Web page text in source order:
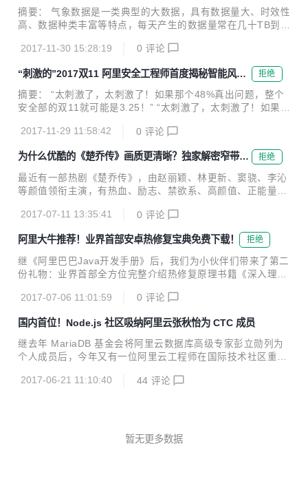
席工程师（Principal Engineer）冯津伟入职人工智能核心团
队iDST，担任智能语音交互团队研究员，将负责语音交互设备
职后，iDST迎来的又一位大牛级人物。 冯...
案
摘要： 气象数据是一类典型的大数据，具有数据量大、时效性
高、数据种类丰富等特点，每天产生的数据量常在几十TB到上
象数据越来越成为一个难题，本文针对气象领域中海量模式数
据的存储和查询问题，分别介绍了传统方案和采用表格存储(T
ableStore)的方案，并对方案优缺点进行了一些总结。 前言
气象数据是一类典型的大数据，具有数据量大、时效性高、数
据种类丰富等特点。气象数据中大量的数据是时空数据，记录
量，每天产生的数据量常在几十TB到上百TB的规模，且在爆
2017-11-30 15:28:19 0 评论
“刺激的”2017双11 阿里安全工程师首度揭秘智能风控
平台MTEE3
拒绝
摘要： “太刺激了，太刺激了！如果那个48%真出问题，整个
安全部的双11就可能是3.25！” “太刺激了，太刺激了！如果那
了推眼镜，语速明显快了一些。伴随着肢体语言，知命表现出
来的是程序员解除了重大Bug时的那种兴奋与激动。 用这部IM
DB评分最高的电影向阿里安全的工程师致敬 MTEE3是什么？
那个48%又是什么鬼？ 知命，阿里安全业务安全产品技术高
级专家，智能风控平台MTEE3的技术负责人。这一切，他向
文名称叫业务安全智能风控平台，最后面的3代表这是全新一
2017-11-29 11:58:42 0 评论
为什么优酷的《楚乔传》画质更清晰？独家解密窄带高
清技术
拒绝
最近有一部热剧《楚乔传》，由赵丽颖、林更新、窦骁、李沁
等颜值领衔主演，有热血、励志、禁欲系、高颜值、正能量这
月4日，《楚乔传》迎来上线之后的历史性时刻——成为史上
最快突破200亿网播量大关的周播剧。这也和优酷、爱奇艺、
腾讯视频等多家视频平台的支持密不可分。 在网综、网剧遍地
开花、IP集体大爆发的同时，各电视剧纷纷与在线视频平台合
作同步网络开播，时至今日，电视剧的网络播放量过百亿已经
频内容及多元化服务，已经成为了网民最为重要的休闲娱乐、
2017-07-11 13:35:41 0 评论
阿里大牛推荐！业界首部安卓热修复宝典免费下载！ 拒绝
继《阿里巴巴Java开发手册》后，我们为小伙伴们带来了第二
份礼物：业界首部全方位完整介绍热修复原理书籍《深入理解
写，现已免费开放下载。 下载方式见文末 2017年6月，阿里
案——Sophix。在Android热修复的三大领域：代码修复、资
源修复、SO修复方面，以及方案的安全性和易用性方面，Sop
hix都做到了业界领先。 《深入探索Android热修复技术原理》
淘技术团队对系统底层的原创性发现，是业界首部全方位完整
2017-07-06 11:01:59 0 评论
国内首位！Node.js 社区吸纳阿里云张秋怡为 CTC 成员
继去年 MariaDB 基金会将阿里云数据库高级专家彭立勋列为
个人成员后，今年又有一位阿里云工程师在国际技术社区重要
云应用服务团队工程师。2016年，她毕业于中山大学软件工
吸纳为CTC（核心技术委员会）成员，而这也使得她成为国内
2017-06-21 11:10:40 44 评论
暂无更多数据